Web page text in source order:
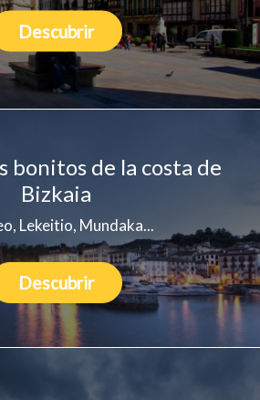
Descubrir
bonitos de la costa de
Bizkaia
Lekeitio, Mundaka...
Descubrir